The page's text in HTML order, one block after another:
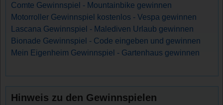
Comte Gewinnspiel - Mountainbike gewinnen
Motorroller Gewinnspiel kostenlos - Vespa gewinnen
Lascana Gewinnspiel - Malediven Urlaub gewinnen
Bionade Gewinnspiel - Code eingeben und gewinnen
Mein Eigenheim Gewinnspiel - Gartenhaus gewinnen
Hinweis zu den Gewinnspielen